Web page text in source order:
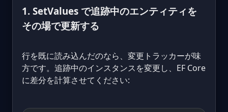
1. SetValues で追跡中のエンティティを
その場で更新する
行を既に読み込んだのなら、変更トラッカーが味
方です。追跡中のインスタンスを変更し、EF Core
に差分を計算させてください: